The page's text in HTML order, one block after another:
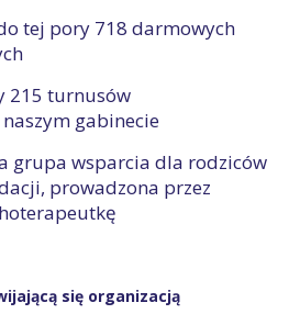
tej pory 718 darmowych
215 turnusów
gabinecie
grupa wsparcia dla rodziców
prowadzona przez
się organizacją